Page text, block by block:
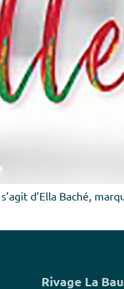
d’Ella Baché,
Rivage La